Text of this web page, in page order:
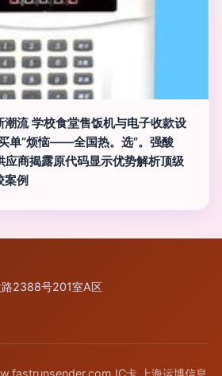
流 学校食堂售饭机与电子收款设
单”烦恼——全国热。选”。强酸
应商揭露原代码显示优势解析顶级
案例
路2388号201室A区
IC卡 上海运博信息